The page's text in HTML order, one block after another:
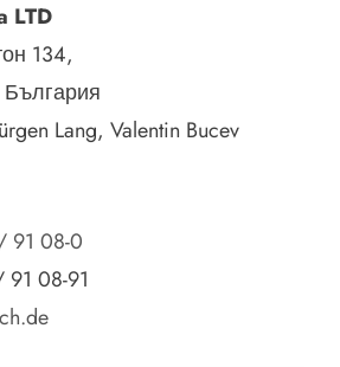
LTD
134,
Lang, Valentin Bucev
91 08-0
08-91